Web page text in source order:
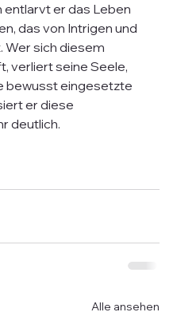
entlarvt er das Leben
das von Intrigen und
Wer sich diesem
verliert seine Seele,
bewusst eingesetzte
er diese
deutlich.
Alle ansehen